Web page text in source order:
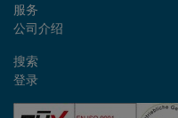
服务
公司介绍
搜索
登录